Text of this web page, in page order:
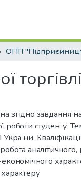
торгівлі
згідно завдання
роботи студенту.